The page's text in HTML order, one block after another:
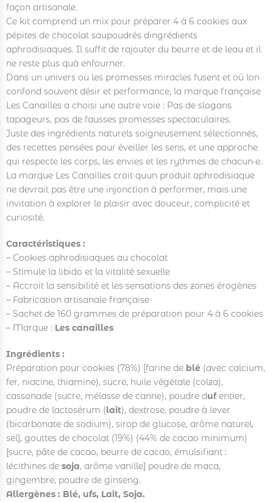
façon artisanale.
Ce kit comprend un mix pour préparer 4 à 6 cookies aux
pépites de chocolat saupoudrés dingrédients
aphrodisiaques. Il suffit de rajouter du beurre et de leau et il
ne reste plus quà enfourner.
Dans un univers où les promesses miracles fusent et où lon
confond souvent désir et performance, la marque française
Les Canailles a choisi une autre voie : Pas de slogans
tapageurs, pas de fausses promesses spectaculaires.
Juste des ingrédients naturels soigneusement sélectionnés,
des recettes pensées pour éveiller les sens, et une approche
qui respecte les corps, les envies et les rythmes de chacun·e.
La marque Les Canailles croit quun produit aphrodisiaque
ne devrait pas être une injonction à performer, mais une
invitation à explorer le plaisir avec douceur, complicité et
curiosité.
Caractéristiques :
– Cookies aphrodisiaques au chocolat
– Stimule la libido et la vitalité sexuelle
– Accroit la sensibilité et les sensations des zones érogènes
– Fabrication artisanale française
– Sachet de 160 grammes de préparation pour 4 à 6 cookies
– Marque : Les canailles
Ingrédients :
Préparation pour cookies (78%) [farine de blé (avec calcium,
fer, niacine, thiamine), sucre, huile végétale (colza),
cassonade (sucre, mélasse de canne), poudre dufentier,
poudre de lactosérum (lait), dextrose, poudre à lever
(bicarbonate de sodium), sirop de glucose, arôme naturel,
sel], gouttes de chocolat (19%) (44% de cacao minimum)
[sucre, pâte de cacao, beurre de cacao, émulsifiant :
lécithines de soja, arôme vanille] poudre de maca,
gingembre, poudre de ginseng.
Allergènes : Blé, ufs, Lait, Soja.